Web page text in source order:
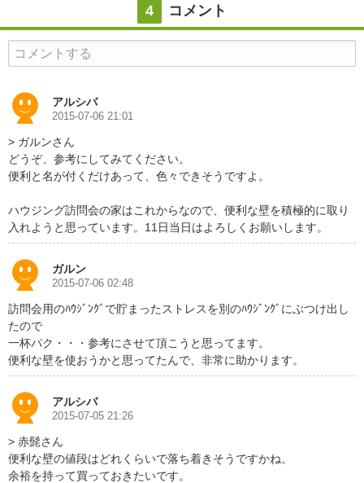
4 コメント
コメントする
アルシバ
2015-07-06 21:01
> ガルンさん
どうぞ、参考にしてみてください。
便利と名が付くだけあって、色々できそうですよ。
ハウジング訪問会の家はこれからなので、便利な壁を積極的に取り
入れようと思っています。11日当日はよろしくお願いします。
ガルン
2015-07-06 02:48
訪問会用のﾊｳｼﾞﾝｸﾞで貯まったストレスを別のﾊｳｼﾞﾝｸﾞにぶつけ出し
たので
一杯パク・・・参考にさせて頂こうと思ってます。
便利な壁を使おうかと思ってたんで、非常に助かります。
アルシバ
2015-07-05 21:26
> 赤髭さん
便利な壁の値段はどれくらいで落ち着きそうですかね。
余裕を持って買っておきたいです。